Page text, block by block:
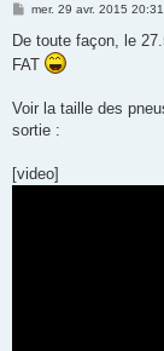
M
s
a
mer. 29 avr. 2015 20:31
De toute façon, le
FAT
Voir la taille des
sortie :
[video]